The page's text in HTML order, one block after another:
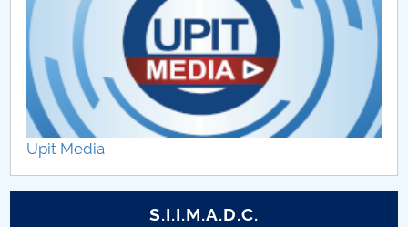
Upit Media
S.I.I.M.A.D.C.